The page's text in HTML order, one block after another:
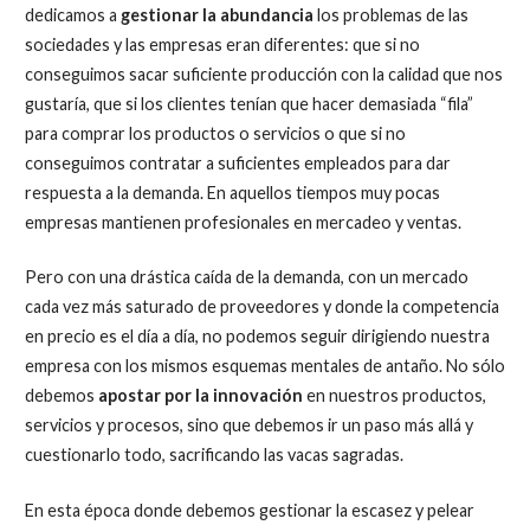
dedicamos a gestionar la abundancia los problemas de las
sociedades y las empresas eran diferentes: que si no
conseguimos sacar suficiente producción con la calidad que nos
gustaría, que si los clientes tenían que hacer demasiada “fila”
para comprar los productos o servicios o que si no
conseguimos contratar a suficientes empleados para dar
respuesta a la demanda. En aquellos tiempos muy pocas
empresas mantienen profesionales en mercadeo y ventas.
Pero con una drástica caída de la demanda, con un mercado
cada vez más saturado de proveedores y donde la competencia
en precio es el día a día, no podemos seguir dirigiendo nuestra
empresa con los mismos esquemas mentales de antaño. No sólo
debemos apostar por la innovación en nuestros productos,
servicios y procesos, sino que debemos ir un paso más allá y
cuestionarlo todo, sacrificando las vacas sagradas.
En esta época donde debemos gestionar la escasez y pelear